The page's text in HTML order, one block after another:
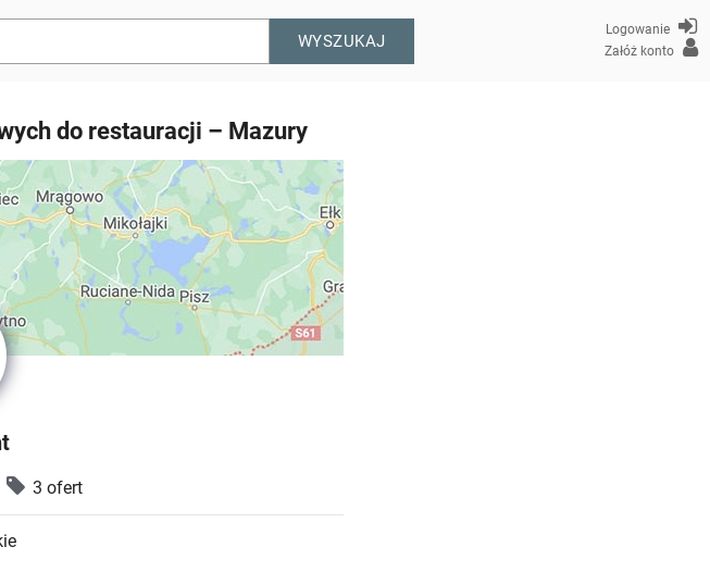
WYSZUKAJ
Logowanie
Załóż konto
do restauracji – Mazury
3 ofert